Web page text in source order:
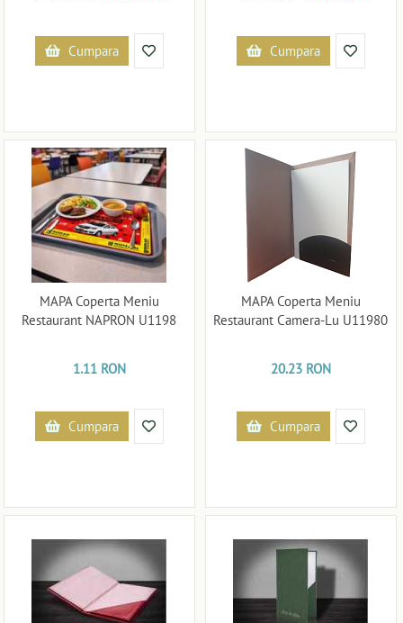
Cumpara Cumpara
MAPA Coperta Meniu
Restaurant NAPRON U1198
1.11 RON
Cumpara
MAPA Coperta Meniu
Restaurant Camera-Lu U11980
20.23 RON
Cumpara